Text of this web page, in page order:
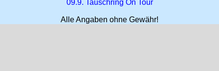
09.9. Tauschring On Tour
Alle Angaben ohne Gewähr!